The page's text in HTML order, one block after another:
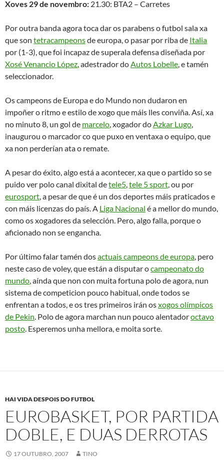
HAI VIDA DESPOIS DO FUTBOL
EUROBASKET, POR PARTIDA
17 OUTUBRO, 2007 TINO
Todo estaba preparado, cun gran ambiente nos arredores do
palacio dos deportesda comunidade de madrid, pra ver o
O partido, a gran final, comezou
cun bon ritmo de partido, e dous equipos correndo ben a
cancha. Con calderón moi ben desde os 6,25, e onde pepu
moveu o banquiño, para non pasar apuros físicos logo do
desgaste na semifinal, fronte os gregos. O final do primeiro
Xa no segundo cuarto, con máis
problemas para anotar nesta fase do encontro na que os
homes adestrados por David Blatt apertaron en defensa e
Kirilenko empezou a mostrar as garras e os rusos foron
limando aos poucos a diferenza para achegarse moito no
marcador ao intermedio (34-31).
deUtah Jazznos últimos minutos dun terceiro cuarto no que
España tampouco puido marcharse no electrónico (49-46).
O veterano Zakhar
Pashutin puxo o silencio no Palacio cun triple que empataba o